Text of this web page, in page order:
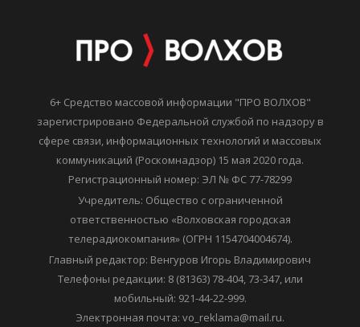
6+ Средство массовой информации "ПРО ВОЛХОВ"
зарегистрировано Федеральной службой по надзору в
сфере связи, информационных технологий и массовых
коммуникаций (Роскомнадзор) 15 мая 2020 года.
Регистрационный номер: ЭЛ № ФС 77-78299
Учредитель: Общество с ограниченной
ответственностью «Волховская городская
телерадиокомпания» (ОГРН 1154704004674).
Главный редактор: Венгуров Игорь Владимирович
Телефоны редакции: 8 (81363) 78-404, 73-347, или
мобильный: 921-44-22-999.
Электронная почта: vo_reklama@mail.ru.